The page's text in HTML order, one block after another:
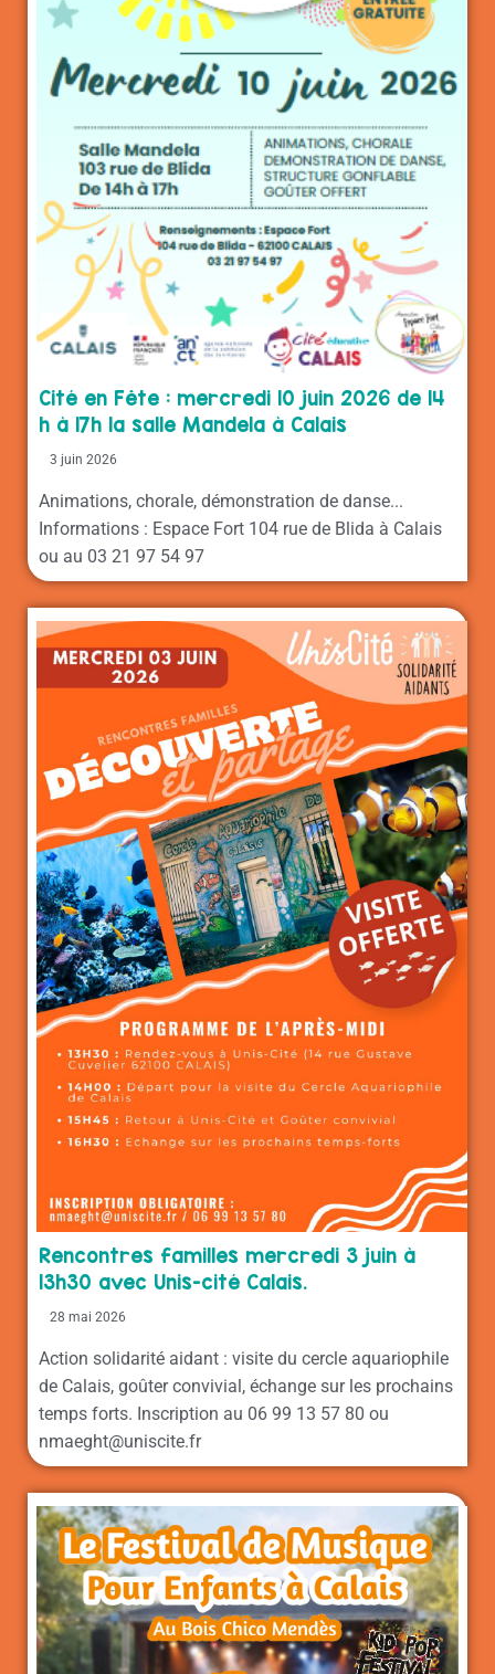
Cité en Fête : mercredi 10 juin 2026 de 14
h à 17h la salle Mandela à Calais
3 juin 2026
Animations, chorale, démonstration de danse...
Informations : Espace Fort 104 rue de Blida à Calais
ou au 03 21 97 54 97
Rencontres familles mercredi 3 juin à
13h30 avec Unis-cité Calais.
28 mai 2026
Action solidarité aidant : visite du cercle aquariophile
de Calais, goûter convivial, échange sur les prochains
temps forts. Inscription au 06 99 13 57 80 ou
nmaeght@uniscite.fr